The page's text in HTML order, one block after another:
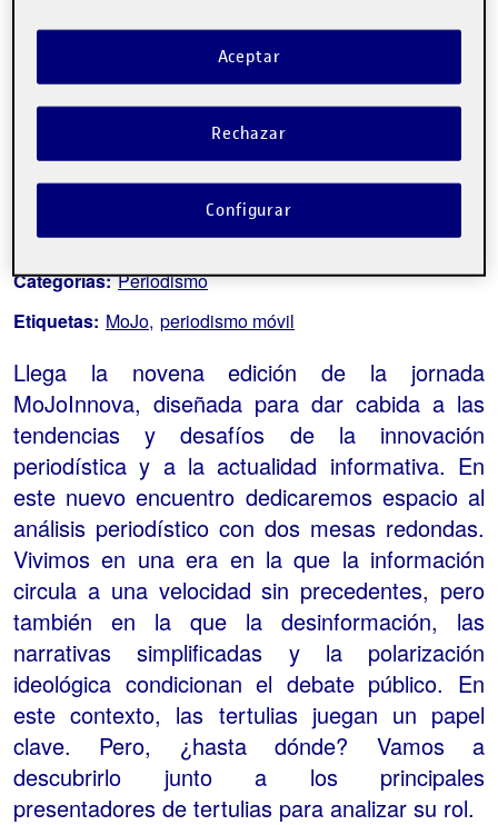
Acerca del evento
Categorías: Periodismo
Etiquetas: MoJo periodismo móvil
Llega la novena edición de la jornada
MoJoInnova, diseñada para dar cabida a las
tendencias y desafíos de la innovación
periodística y a la actualidad informativa. En
este nuevo encuentro dedicaremos espacio al
análisis periodístico con dos mesas redondas.
Vivimos en una era en la que la información
circula a una velocidad sin precedentes, pero
también en la que la desinformación, las
narrativas simplificadas y la polarización
ideológica condicionan el debate público. En
este contexto, las tertulias juegan un papel
clave. Pero, ¿hasta dónde? Vamos a
descubrirlo junto a los principales
presentadores de tertulias para analizar su rol.
Rechazar
Aceptar
Configurar